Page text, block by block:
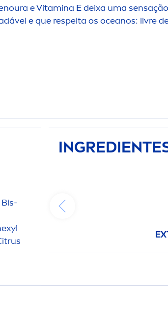
eVitamina E deixa uma
e que respeita os oceanos: livre